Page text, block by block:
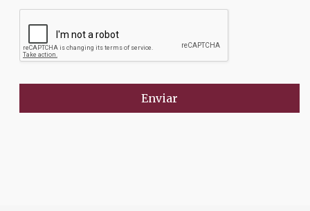
Enviar